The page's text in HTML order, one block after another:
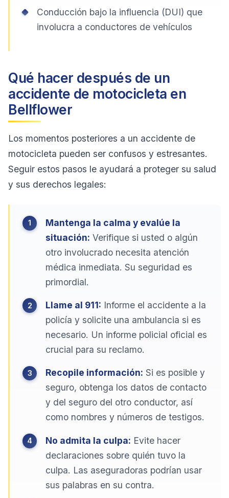
Conducción bajo la influencia (DUI) que
involucra a conductores de vehículos
Qué hacer después de un
accidente de motocicleta en
Bellflower
Los momentos posteriores a un accidente de
motocicleta pueden ser confusos y estresantes.
Seguir estos pasos le ayudará a proteger su salud
y sus derechos legales:
Mantenga la calma y evalúe la
situación: Verifique si usted o algún
otro involucrado necesita atención
médica inmediata. Su seguridad es
primordial.
Llame al 911: Informe el accidente a la
policía y solicite una ambulancia si es
necesario. Un informe policial oficial es
crucial para su reclamo.
Recopile información: Si es posible y
seguro, obtenga los datos de contacto
y del seguro del otro conductor, así
como nombres y números de testigos.
No admita la culpa: Evite hacer
declaraciones sobre quién tuvo la
culpa. Las aseguradoras podrían usar
sus palabras en su contra.